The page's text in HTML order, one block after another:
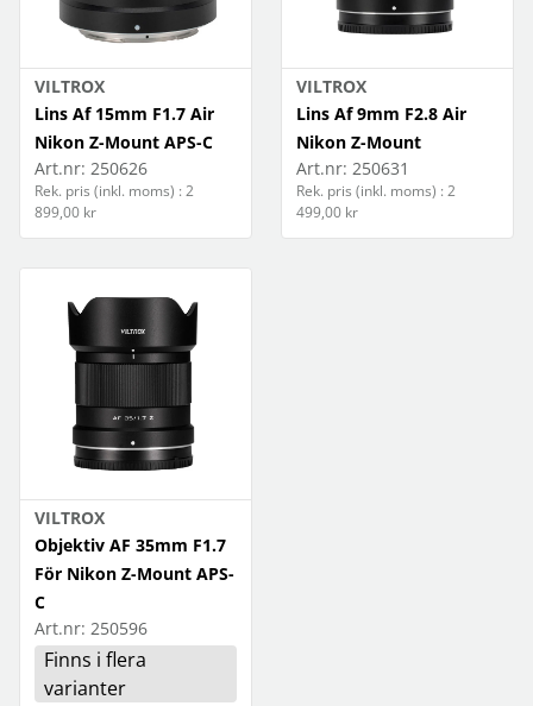
VILTROX
Lins Af 15mm F1.7 Air
Nikon Z-Mount APS-C
Art.nr: 250626
Rek. pris (inkl. moms) : 2
899,00 kr
VILTROX
Lins Af 9mm F2.8 Air
Nikon Z-Mount
Art.nr: 250631
Rek. pris (inkl. moms) : 2
499,00 kr
VILTROX
Objektiv AF 35mm F1.7
För Nikon Z-Mount APS-
C
Art.nr: 250596
Finns i flera
varianter